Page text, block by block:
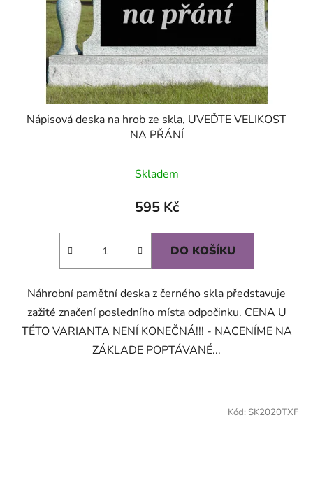
Nápisová deska na hrob ze skla, UVEĎTE VELIKOST
NA PŘÁNÍ
Skladem
595 Kč
DO KOŠÍKU
Náhrobní pamětní deska z černého skla představuje
zažité značení posledního místa odpočinku. CENA U
TÉTO VARIANTA NENÍ KONEČNÁ!!! - NACENÍME NA
ZÁKLADE POPTÁVANÉ...
Kód: SK2020TXF